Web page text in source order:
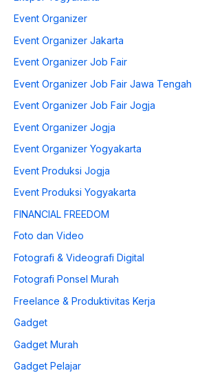
Event Organizer
Event Organizer Jakarta
Event Organizer Job Fair
Event Organizer Job Fair Jawa Tengah
Event Organizer Job Fair Jogja
Event Organizer Jogja
Event Organizer Yogyakarta
Event Produksi Jogja
Event Produksi Yogyakarta
FINANCIAL FREEDOM
Foto dan Video
Fotografi & Videografi Digital
Fotografi Ponsel Murah
Freelance & Produktivitas Kerja
Gadget
Gadget Murah
Gadget Pelajar